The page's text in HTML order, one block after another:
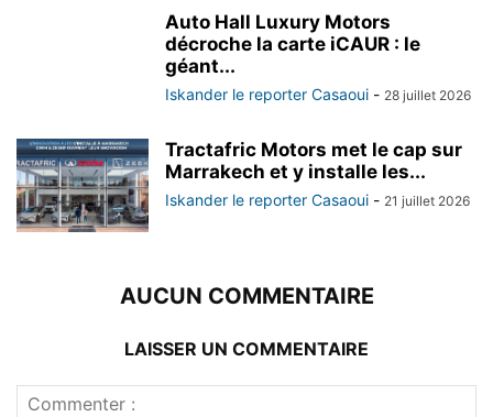
Auto Hall Luxury Motors
décroche la carte iCAUR : le
géant...
Iskander le reporter Casaoui - 28 juillet 2026
Tractafric Motors met le cap sur
Marrakech et y installe les...
Iskander le reporter Casaoui - 21 juillet 2026
AUCUN COMMENTAIRE
LAISSER UN COMMENTAIRE